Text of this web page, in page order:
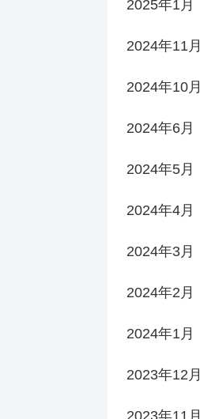
2025年1月
2024年11月
2024年10月
2024年6月
2024年5月
2024年4月
2024年3月
2024年2月
2024年1月
2023年12月
2023年11月